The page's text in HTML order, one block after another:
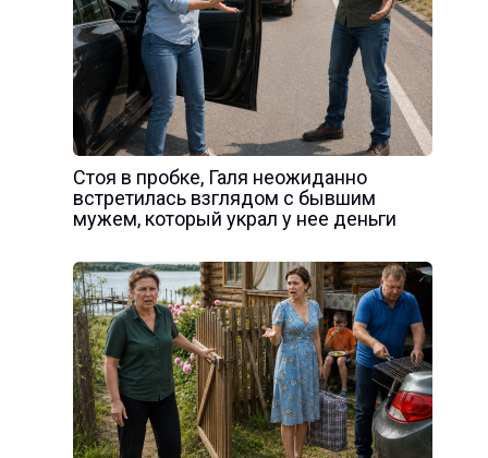
Стоя в пробке, Галя неожиданно
встретилась взглядом с бывшим
мужем, который украл у нее деньги